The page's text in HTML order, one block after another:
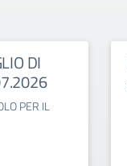
DI
PER IL